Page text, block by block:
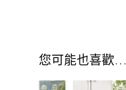
您可能也喜歡…